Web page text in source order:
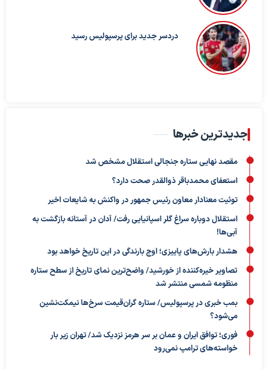
دردسر جدید برای پرسپولیس رسید
جدیدترین خبرها
مقصد نهایی ستاره جنجالی استقلال مشخص شد
استعفای محمدباقر ذوالقدر صحت دارد؟
توئیت معنادار معاون رئیس جمهور در واکنش به شایعات اخیر
استقلال دوباره سراغ گلر اسپانیایی رفت/ آدان در آستانه بازگشت به
آبی‌ها!
هشدار بارش‌های پاییزی؛ اوج بارندگی در این تاریخ خواهد بود
تصاویر خیره‌کننده از خورشید/ واضح‌ترین نمای تاریخ از سطح ستاره
منظومه شمسی منتشر شد
بمب خبری در پرسپولیس/ ستاره گران‌قیمت سرخ‌ها نیمکت‌نشین
می‌شود؟
فوری؛ توافق ایران و عمان بر سر هرمز نزدیک شد/ تهران زیر بار
خواسته‌های ترامپ نمی‌رود